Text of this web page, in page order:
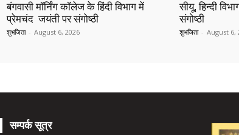
बंगवासी मॉर्निंग कॉलेज के हिंदी विभाग में
प्रेमचंद जयंती पर संगोष्ठी
शुभजिता - August 6, 2026
सीयू, हिन्दी
संगोष्ठी
शुभजिता - August 6,
सम्पर्क सूत्र